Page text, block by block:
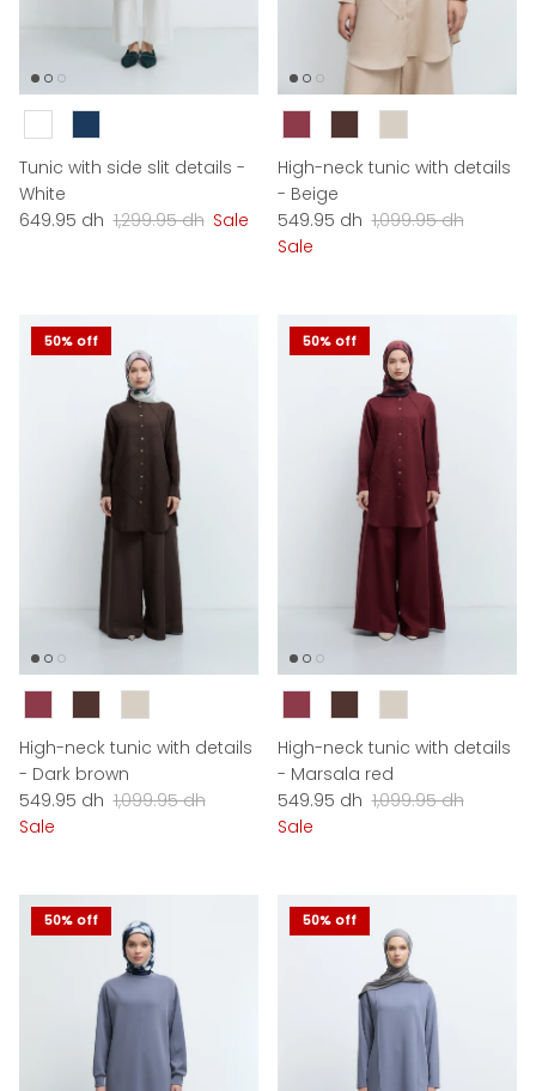
Tunic with side slit details -
White
Sale price
649.95 dh Regular price
1,299.95 dh Sale
Couleur
High-neck tunic with details
- Beige
Sale price
549.95 dh Regular price
1,099.95 dh
Sale
50% off
Couleur
High-neck tunic with details
- Dark brown
Sale price
549.95 dh Regular price
1,099.95 dh
Sale
50% off
Couleur
High-neck tunic with details
- Marsala red
Sale price
549.95 dh Regular price
1,099.95 dh
Sale
50% off 50% off